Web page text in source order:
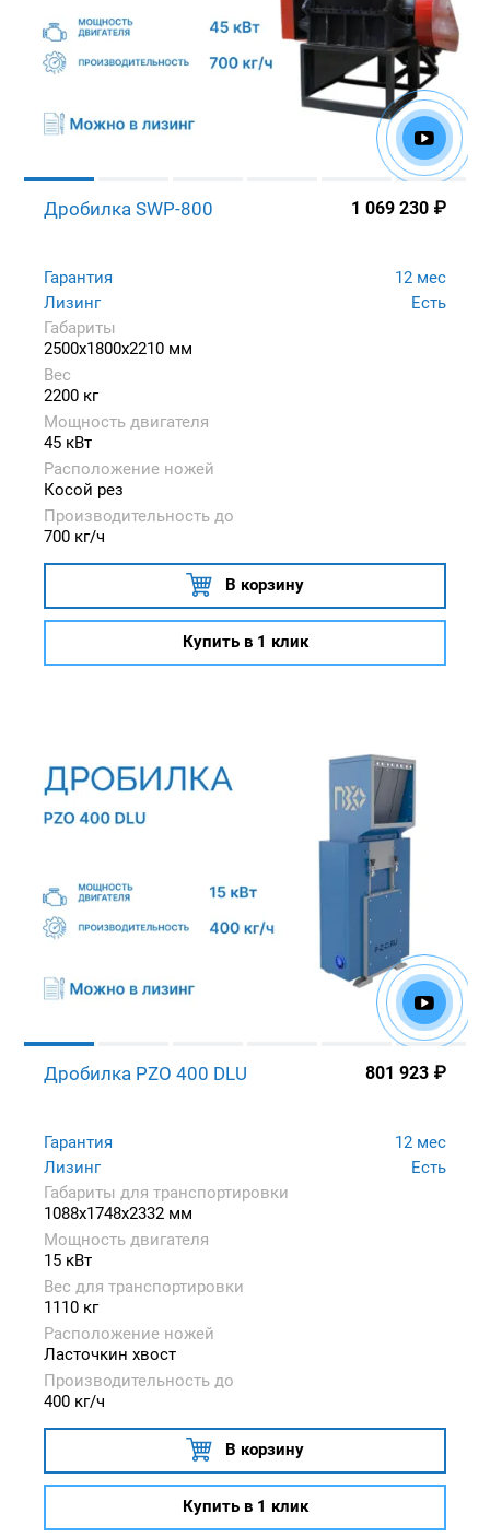
Дробилка SWP-800 1 069 230 ₽
Гарантия
12 мес
Лизинг
Есть
Габариты
2500x1800x2210 мм
Вес
2200 кг
Мощность двигателя
45 кВт
Расположение ножей
Косой рез
Производительность до
700 кг/ч
В корзину
Купить в 1 клик
Дробилка PZO 400 DLU 801 923 ₽
Гарантия
12 мес
Лизинг
Есть
Габариты для транспортировки
1088x1748x2332 мм
Мощность двигателя
15 кВт
Вес для транспортировки
1110 кг
Расположение ножей
Ласточкин хвост
Производительность до
400 кг/ч
В корзину
Купить в 1 клик